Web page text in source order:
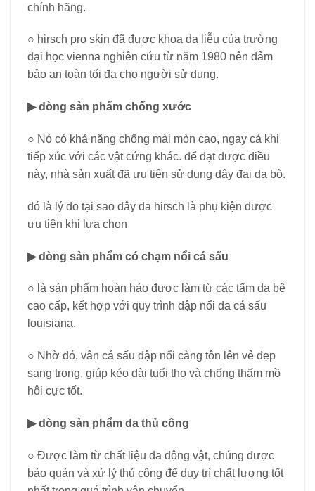
chính hãng.
○ hirsch pro skin đã được khoa da liễu của trường
đại học vienna nghiên cứu từ năm 1980 nên đảm
bảo an toàn tối đa cho người sử dụng.
▶ dòng sản phẩm chống xước
○ Nó có khả năng chống mài mòn cao, ngay cả khi
tiếp xúc với các vật cứng khác. để đạt được điều
này, nhà sản xuất đã ưu tiên sử dụng dây đai da bò.
đó là lý do tại sao dây da hirsch là phụ kiện được
ưu tiên khi lựa chọn
▶ dòng sản phẩm có chạm nổi cá sấu
○ là sản phẩm hoàn hảo được làm từ các tấm da bê
cao cấp, kết hợp với quy trình dập nổi da cá sấu
louisiana.
○ Nhờ đó, vân cá sấu dập nổi càng tôn lên vẻ đẹp
sang trọng, giúp kéo dài tuổi thọ và chống thấm mồ
hôi cực tốt.
▶ dòng sản phẩm da thủ công
○ Được làm từ chất liệu da động vật, chúng được
bảo quản và xử lý thủ công để duy trì chất lượng tốt